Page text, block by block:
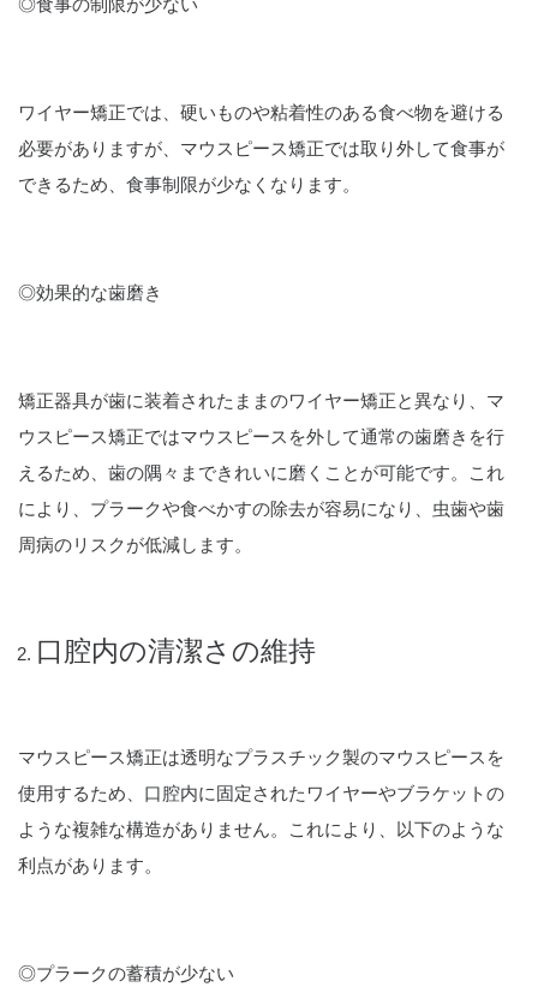
ワイヤー矯正では、硬いものや粘着性のある食べ物を避ける
必要がありますが、マウスピース矯正では取り外して食事が
できるため、食事制限が少なくなります。
◎効果的な歯磨き
矯正器具が歯に装着されたままのワイヤー矯正と異なり、マ
ウスピース矯正ではマウスピースを外して通常の歯磨きを行
えるため、歯の隅々まできれいに磨くことが可能です。これ
により、プラークや食べかすの除去が容易になり、虫歯や歯
周病のリスクが低減します。
口腔内の清潔さの維持
マウスピース矯正は透明なプラスチック製のマウスピースを
使用するため、口腔内に固定されたワイヤーやブラケットの
ような複雑な構造がありません。これにより、以下のような
利点があります。
◎プラークの蓄積が少ない